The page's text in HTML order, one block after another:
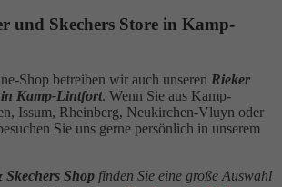
und Skechers Store in Kamp-
Shop betreiben wir auch unseren Rieker
in Kamp-Lintfort. Wenn Sie aus Kamp-
Issum, Rheinberg, Neukirchen-Vluyn oder
Sie uns gerne persönlich in unserem
Skechers Shop finden Sie eine große Auswahl